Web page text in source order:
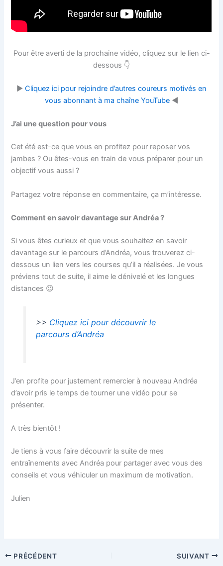
Pour être averti de la prochaine vidéo, cliquez sur le lien ci-
dessous 👇
▶ Cliquez ici pour rejoindre d’autres coureurs motivés en
vous abonnant à ma chaîne YouTube ◀
J’ai une question pour vous
Cet été est-ce que vous en profitez pour reposer vos
jambes ? Ou êtes-vous en train de vous préparer pour un
objectif vous aussi ?
Partagez votre réponse en commentaire, ça m’intéresse.
Comment en savoir davantage sur Andréa ?
Si vous êtes curieux et que vous souhaitez en savoir
davantage sur le parcours d’Andréa, vous trouverez ci-
dessous un lien vers les courses qu’il a réalisées. Je vous
préviens tout de suite, il aime le dénivelé et les longues
distances 😉
>> Cliquez ici pour découvrir le
parcours d’Andréa
J’en profite pour justement remercier à nouveau Andréa
d’avoir pris le temps de tourner une vidéo pour se
présenter.
A très bientôt !
Je tiens à vous faire découvrir la suite de mes
entraînements avec Andréa pour partager avec vous des
conseils et vous véhiculer un maximum de motivation.
Julien
PRÉCÉDENT SUIVANT